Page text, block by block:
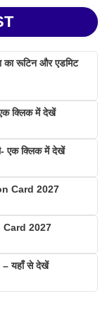
का रूटिन और एडमिट
एक क्लिक में देखें
एक क्लिक में देखें
Card 2027
2027
– यहाँ से देखें